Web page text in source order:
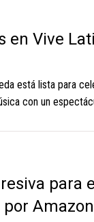
en Vive
está lista para
con un
para
Amazon